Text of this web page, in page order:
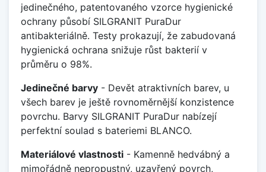
jedinečného, patentovaného vzorce hygienické
ochrany působí SILGRANIT PuraDur
antibakteriálně. Testy prokazují, že zabudovaná
hygienická ochrana snižuje růst bakterií v
průměru o 98%.
Jedinečné barvy - Devět atraktivních barev, u
všech barev je ještě rovnoměrnější konzistence
povrchu. Barvy SILGRANIT PuraDur nabízejí
perfektní soulad s bateriemi BLANCO.
Materiálové vlastnosti - Kamenně hedvábný a
mimořádně nepropustný, uzavřený povrch,